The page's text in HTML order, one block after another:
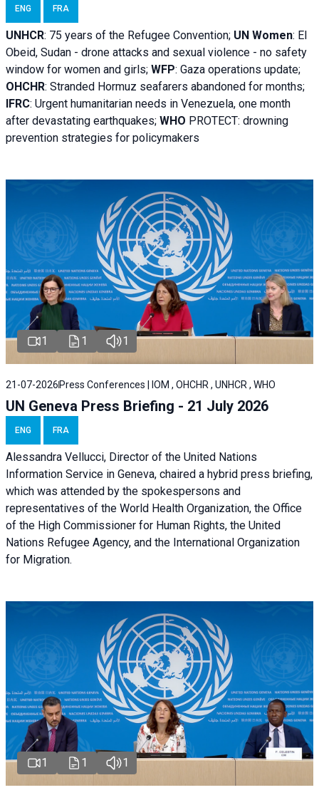
ENG FRA
UNHCR: 75 years of the Refugee Convention; UN Women: El
Obeid, Sudan - drone attacks and sexual violence - no safety
window for women and girls; WFP: Gaza operations update;
OHCHR: Stranded Hormuz seafarers abandoned for months;
IFRC: Urgent humanitarian needs in Venezuela, one month
after devastating earthquakes; WHO PROTECT: drowning
prevention strategies for policymakers
1 1 1
21-07-2026 Press Conferences | IOM , OHCHR , UNHCR , WHO
UN Geneva Press Briefing - 21 July 2026
ENG FRA
Alessandra Vellucci, Director of the United Nations
Information Service in Geneva, chaired a hybrid press briefing,
which was attended by the spokespersons and
representatives of the World Health Organization, the Office
of the High Commissioner for Human Rights, the United
Nations Refugee Agency, and the International Organization
for Migration.
1 1 1